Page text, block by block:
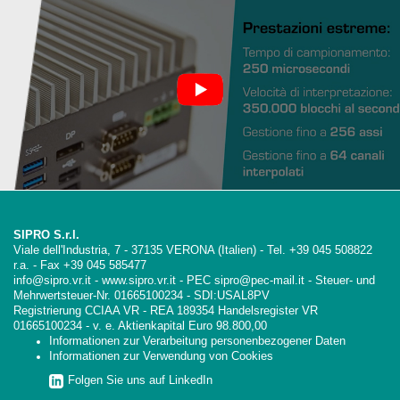
SIPRO S.r.l.
Viale dell'Industria, 7 - 37135 VERONA (Italien) - Tel. +39 045 508822
r.a. - Fax +39 045 585477
info@sipro.vr.it - www.sipro.vr.it - PEC sipro@pec-mail.it - Steuer- und
Mehrwertsteuer-Nr. 01665100234 - SDI:USAL8PV
Registrierung CCIAA VR - REA 189354 Handelsregister VR
01665100234 - v. e. Aktienkapital Euro 98.800,00
Informationen zur Verarbeitung personenbezogener Daten
Informationen zur Verwendung von Cookies
Folgen Sie uns auf LinkedIn